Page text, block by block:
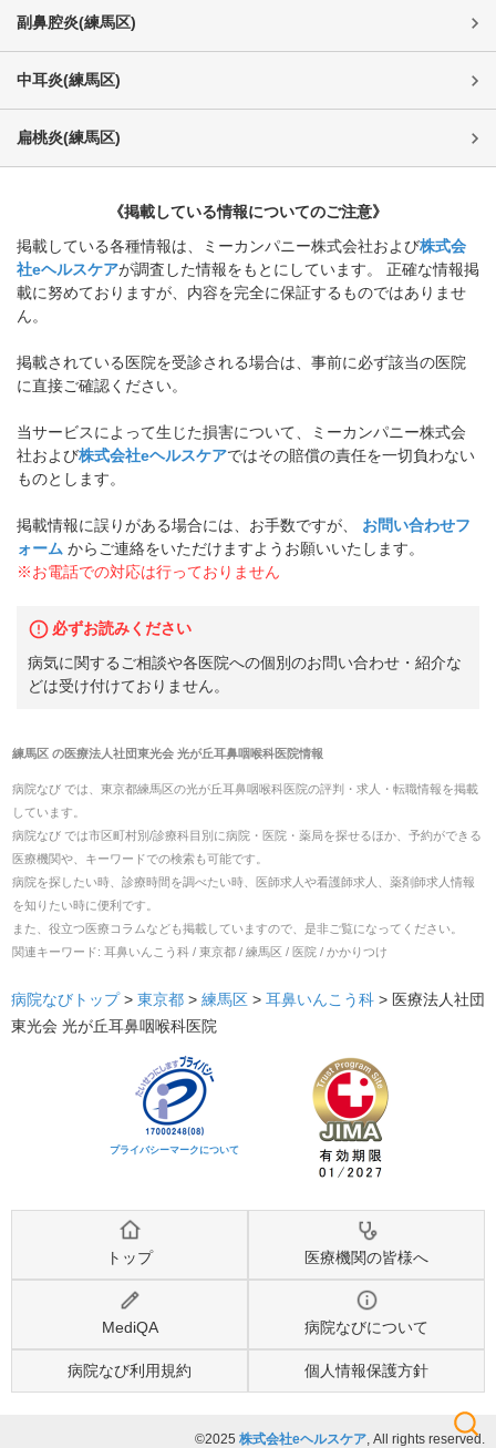
副鼻腔炎(練馬区)
中耳炎(練馬区)
扁桃炎(練馬区)
《掲載している情報についてのご注意》
掲載している各種情報は、ミーカンパニー株式会社および株式会
社eヘルスケアが調査した情報をもとにしています。 正確な情報掲
載に努めておりますが、内容を完全に保証するものではありませ
ん。
掲載されている医院を受診される場合は、事前に必ず該当の医院
に直接ご確認ください。
当サービスによって生じた損害について、ミーカンパニー株式会
社および株式会社eヘルスケアではその賠償の責任を一切負わない
ものとします。
掲載情報に誤りがある場合には、お手数ですが、
お問い合わせフ
ォーム からご連絡をいただけますようお願いいたします。
※お電話での対応は行っておりません
必ずお読みください
病気に関するご相談や各医院への個別のお問い合わせ・紹介な
どは受け付けておりません。
練馬区の医療法人社団東光会 光が丘耳鼻咽喉科医院情報
病院なび では、 東京都練馬区の光が丘耳鼻咽喉科医院の評判・求人・転職情報を掲載
しています。
病院なび では市区町村別/診療科目別に病院・医院・薬局を探せるほか、予約ができる
医療機関や、キーワードでの検索も可能です。
病院を探したい時、診療時間を調べたい時、医師求人や看護師求人、薬剤師求人情報
を知りたい時に便利です。
また、役立つ医療コラムなども掲載していますので、是非ご覧になってください。
関連キーワード: 耳鼻いんこう科 / 東京都 / 練馬区 / 医院 / かかりつけ
病院なびトップ> 東京都 > 練馬区 > 耳鼻いんこう科 > 医療法人社団
東光会 光が丘耳鼻咽喉科医院
プライバシーマークについて
トップ 医療機関の皆様へ
MediQA 病院なびについて
病院なび利用規約 個人情報保護方針
©2025 株式会社eヘルスケア , All rights reserved.